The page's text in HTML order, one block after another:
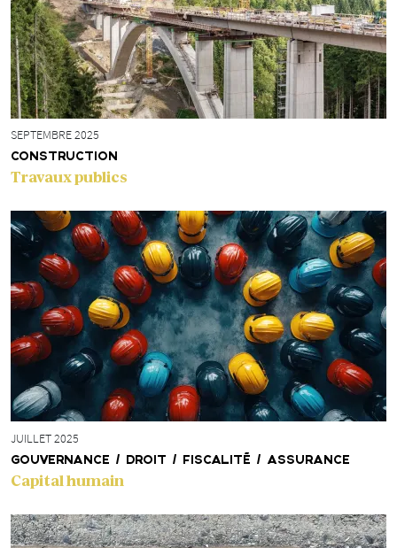
SEPTEMBRE 2025
CONSTRUCTION
Travaux publics
JUILLET 2025
GOUVERNANCE / DROIT / FISCALITÉ / ASSURANCE
Capital humain